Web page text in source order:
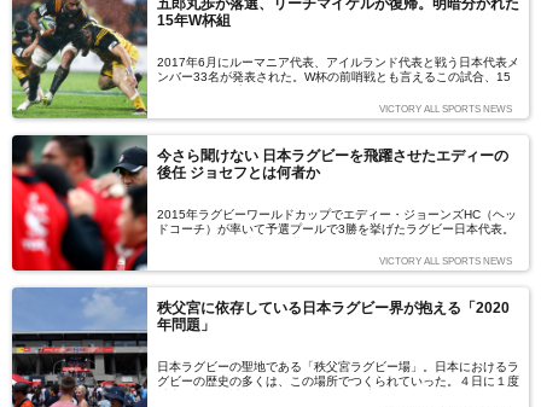
五郎丸歩が落選、リーチマイケルが復帰。明暗分かれた
15年W杯組
2017年6月にルーマニア代表、アイルランド代表と戦う日本代表メ
ンバー33名が発表された。W杯の前哨戦とも言えるこの試合、15
で、五郎丸歩の名前はなかった。短期決戦に向けて「いい選手を選
ぶことができた」と自信をのぞかせたジェイミー・ジョセフHCだ
VICTORY ALL SPORTS NEWS
今さら聞けない 日本ラグビーを飛躍させたエディーの
後任 ジョセフとは何者か
2015年ラグビーワールドカップでエディー・ジョーンズHC（ヘッ
ドコーチ）が率いて予選プールで3勝を挙げたラグビー日本代表。
カップで、「ブレイブブロッサムズ（勇敢な桜の戦士たち）」の指
揮を執るのが「JJ」ことジェイミー・ジョセフHCだ。選手時代、
表でもワールドカップに出場、さらにコーチとしても2015年にハ
イランダーズ（ニュージーランド）をスーパーラグビー優勝に導い
た指揮官に迫る。
VICTORY ALL SPORTS NEWS
秩父宮に依存している日本ラグビー界が抱える「2020
年問題」
日本ラグビーの聖地である「秩父宮ラグビー場」。日本におけるラ
グビーの歴史の多くは、この場所でつくられていった。４日に１度